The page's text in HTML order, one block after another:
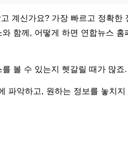
계신가요? 가장 빠르고 정확한
함께, 어떻게 하면 연합뉴스 홈
볼 수 있는지 헷갈릴 때가 많죠.
파악하고, 원하는 정보를 놓치지